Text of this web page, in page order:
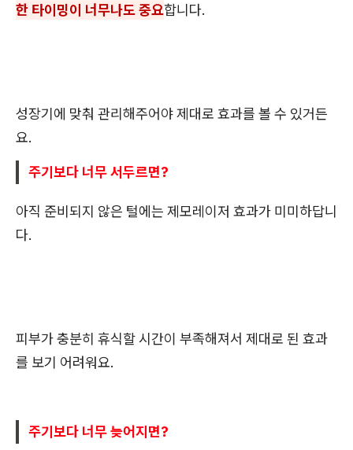
한 타이밍이 너무나도 중요합니다.
성장기에 맞춰 관리해주어야 제대로 효과를 볼 수 있거든
요.
주기보다 너무 서두르면?
아직 준비되지 않은 털에는 제모레이저 효과가 미미하답니
다.
피부가 충분히 휴식할 시간이 부족해져서 제대로 된 효과
를 보기 어려워요.
주기보다 너무 늦어지면?